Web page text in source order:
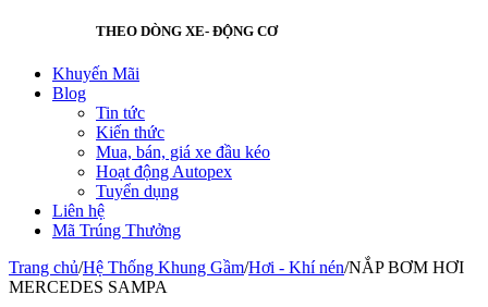
THEO DÒNG XE- ĐỘNG CƠ
Khuyến Mãi
Blog
Tin tức
Kiến thức
Mua, bán, giá xe đầu kéo
Hoạt động Autopex
Tuyển dụng
Liên hệ
Mã Trúng Thưởng
Trang chủ/Hệ Thống Khung Gầm/Hơi - Khí nén/NẮP BƠM HƠI
MERCEDES SAMPA